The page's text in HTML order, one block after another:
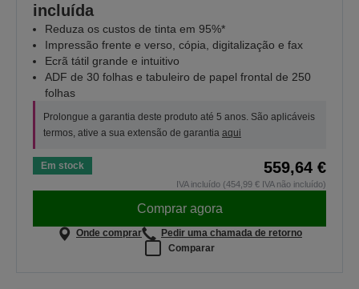
incluída
Reduza os custos de tinta em 95%*
Impressão frente e verso, cópia, digitalização e fax
Ecrã tátil grande e intuitivo
ADF de 30 folhas e tabuleiro de papel frontal de 250
folhas
Prolongue a garantia deste produto até 5 anos. São aplicáveis
termos, ative a sua extensão de garantia aqui
Em stock 559,64 €
IVA incluído (454,99 € IVA não incluído)
Comprar agora
Onde comprar
Pedir uma chamada de retorno
Comparar